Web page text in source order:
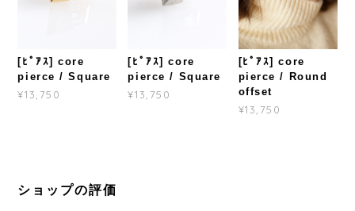
[ﾋﾟｱｽ] core
pierce / Square
¥13,750
[ﾋﾟｱｽ] core
pierce / Square
¥13,750
[ﾋﾟｱｽ] core
pierce / Round
offset
¥13,750
ショップの評価